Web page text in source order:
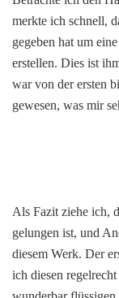
merkte ich schnell,
gegeben hat um
erstellen. Dies ist
war von der ersten
gewesen, was mir
Als Fazit ziehe ich,
gelungen ist, und
diesem Werk. Der
ich diesen